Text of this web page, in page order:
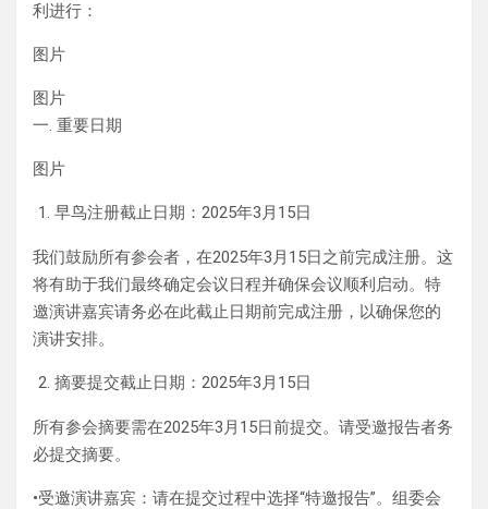
利进行：
图片
图片
一. 重要日期
图片
早鸟注册截止日期：2025年3月15日
我们鼓励所有参会者，在2025年3月15日之前完成注册。这
将有助于我们最终确定会议日程并确保会议顺利启动。特
邀演讲嘉宾请务必在此截止日期前完成注册，以确保您的
演讲安排。
摘要提交截止日期：2025年3月15日
所有参会摘要需在2025年3月15日前提交。请受邀报告者务
必提交摘要。
•受邀演讲嘉宾：请在提交过程中选择“特邀报告”。组委会